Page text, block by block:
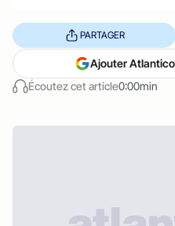
Écoutez cet article0:00min
PARTAGER
Ajouter